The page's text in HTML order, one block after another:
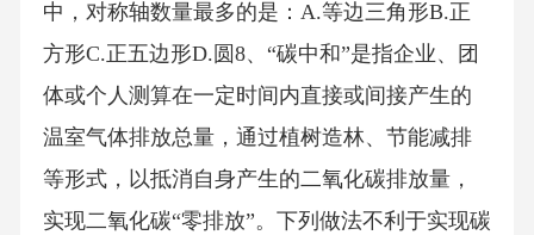
中，对称轴数量最多的是：A.等边三角形B.正
方形C.正五边形D.圆8、“碳中和”是指企业、团
体或个人测算在一定时间内直接或间接产生的
温室气体排放总量，通过植树造林、节能减排
等形式，以抵消自身产生的二氧化碳排放量，
实现二氧化碳“零排放”。下列做法不利于实现碳